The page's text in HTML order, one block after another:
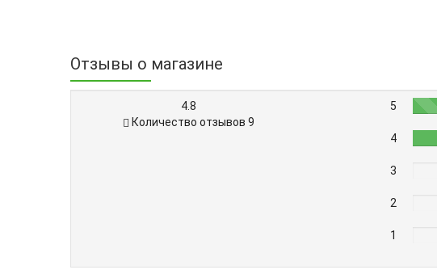
Отзывы о магазине
4.8
Количество отзывов 9
5
4
3
2
1